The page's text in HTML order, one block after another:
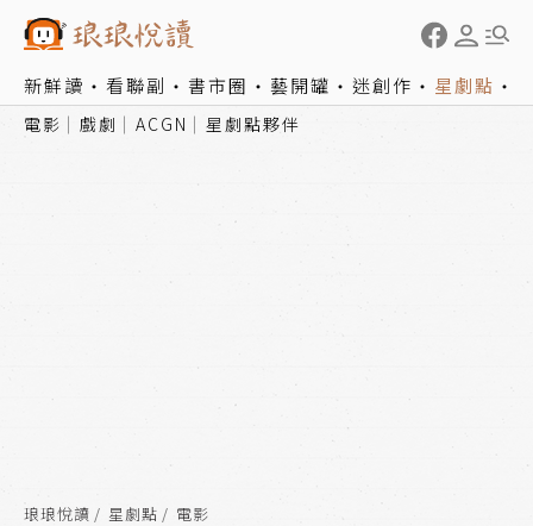
新鮮讀 看聯副 書市圈 藝開罐 迷創作 星劇點
電影 戲劇 ACGN 星劇點夥伴
琅琅悅讀 星劇點 電影